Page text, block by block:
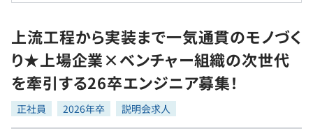
転職成功ガイド
転職エージェント
インタビュー
転職成功ガイド
新卒就活
求人検索
本選考
インターン
学習
問題集
プログラミング言語
ゲーム・マンガ
上流工程から実装まで一気通貫のモノづく
り★上場企業×ベンチャー組織の次世代
を牽引する26卒エンジニア募集！
正社員 2026年卒 説明会求人